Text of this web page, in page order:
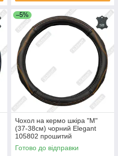
–5%
Чохол на кермо шкіра "М"
(37-38см) чорний Elegant
105802 прошитий
помаранчевою ниткою/біла
осн/4 шва
Готово до відправки